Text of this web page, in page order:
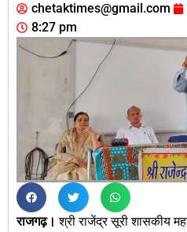
chetaktimes@gmail.com
8:27 pm
राजगढ़। श्री राजेंद्र सूरी शासकीय